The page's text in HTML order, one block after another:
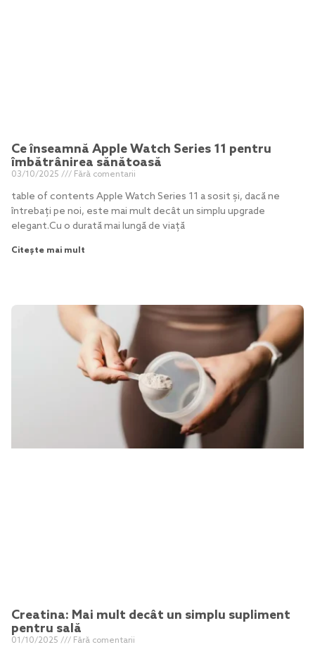
Ce înseamnă Apple Watch Series 11 pentru
îmbătrânirea sănătoasă
03/10/2025 Fără comentarii
table of contents Apple Watch Series 11 a sosit și, dacă ne
întrebați pe noi, este mai mult decât un simplu upgrade
elegant.Cu o durată mai lungă de viață
Citește mai mult
Creatina: Mai mult decât un simplu supliment
pentru sală
01/10/2025 Fără comentarii